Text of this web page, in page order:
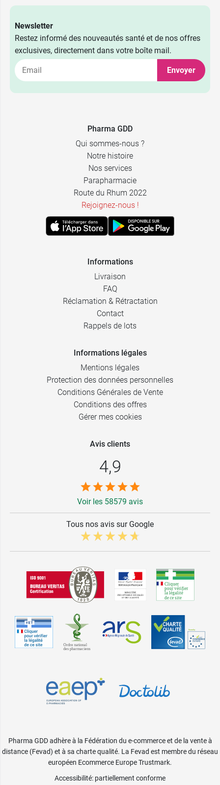
Newsletter
Restez informé des nouveautés santé et de nos offres
exclusives, directement dans votre boîte mail.
Envoyer
Pharma GDD
Qui sommes-nous ?
Notre histoire
Nos services
Parapharmacie
Route du Rhum 2022
Rejoignez-nous !
Informations
Livraison
FAQ
Réclamation & Rétractation
Contact
Rappels de lots
Informations légales
Mentions légales
Protection des données personnelles
Conditions Générales de Vente
Conditions des offres
Gérer mes cookies
Avis clients
4,9
Voir les 58579 avis
Tous nos avis sur Google
Pharma GDD adhère à la Fédération du e-commerce et de la vente à
distance (Fevad) et à sa charte qualité. La Fevad est membre du réseau
européen Ecommerce Europe Trustmark.
Accessibilité: partiellement conforme